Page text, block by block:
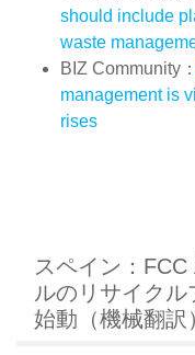
should include
waste
BIZ Community：
management is
rises
スペイン：
ルのリサイク
始動（機械翻訳